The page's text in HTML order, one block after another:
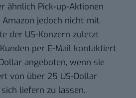
ähnlich Pick-up-Aktionen
jedoch nicht mit.
der US-Konzern zuletzt
per E-Mail kontaktiert
angeboten, wenn sie
von über 25 US-Dollar
liefern zu lassen.